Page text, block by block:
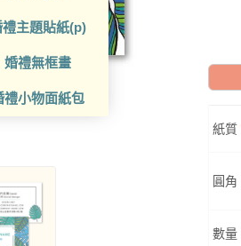
禮主題貼紙(p)
婚禮無框畫
禮小物面紙包
紙質
圓角
數量